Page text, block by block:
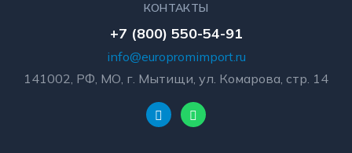
КОНТАКТЫ
+7 (800) 550-54-91
info@europromimport.ru
141002, РФ, МО, г. Мытищи, ул. Комарова, стр. 14